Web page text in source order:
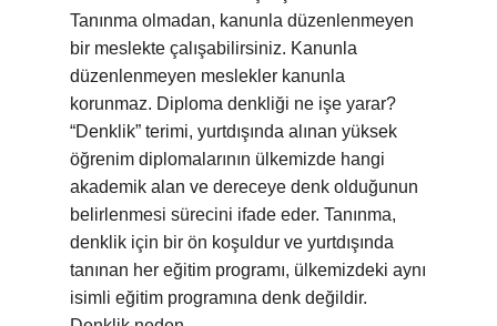
Tanınma olmadan, kanunla düzenlenmeyen
bir meslekte çalışabilirsiniz. Kanunla
düzenlenmeyen meslekler kanunla
korunmaz. Diploma denkliği ne işe yarar?
“Denklik” terimi, yurtdışında alınan yüksek
öğrenim diplomalarının ülkemizde hangi
akademik alan ve dereceye denk olduğunun
belirlenmesi sürecini ifade eder. Tanınma,
denklik için bir ön koşuldur ve yurtdışında
tanınan her eğitim programı, ülkemizdeki aynı
isimli eğitim programına denk değildir.